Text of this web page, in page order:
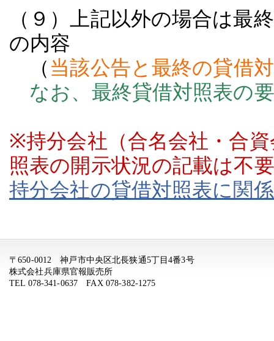
（９）上記以外の場合は最
の内容
（ 当該公告と最終の貸借
なお、最終貸借対照表の
※持分会社（合名会社・合
照表の開示状況の記載は不
持分会社の貸借対照表に関
〒650-0012 神戸市中央区北長狭通5丁目4番3号
株式会社兵庫県官報販売所
TEL 078-341-0637 FAX 078-382-1275